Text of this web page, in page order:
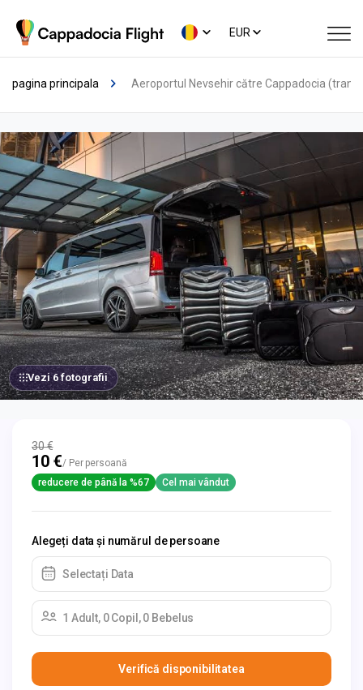
EUR
pagina principala Aeroportul Nevsehir către Cappadocia
Vezi 6 fotografii
30 €
10 €/ Per persoană
reducere de până la %67
Cel mai vândut
Alegeți data și numărul de persoane
Selectați Data
1 Adult, 0 Copil, 0 Bebelus
Verifică disponibilitatea